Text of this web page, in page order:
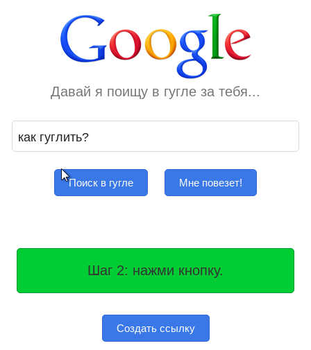
Давай я поищу в гугле за тебя...
Поиск в гугле Мне повезет!
Шаг 2: нажми кнопку.
Создать ссылку